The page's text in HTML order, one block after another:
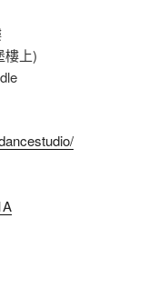
樓上)